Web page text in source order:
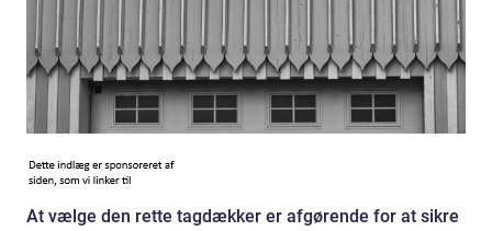
At vælge den rette tagdækker er afgørende for at sikre